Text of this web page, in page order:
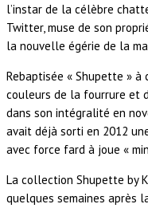
l’instar de la célèbre
Twitter, muse de son
la nouvelle égérie de la
Rebaptisée « Shupette »
couleurs de la fourrure et
dans son intégralité en
avait déjà sorti en 2012
avec force fard à joue «
La collection Shupette by
quelques semaines après